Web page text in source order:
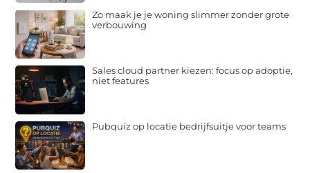
Zo maak je je woning slimmer zonder grote
verbouwing
Sales cloud partner kiezen: focus op adoptie,
niet features
Pubquiz op locatie bedrijfsuitje voor teams